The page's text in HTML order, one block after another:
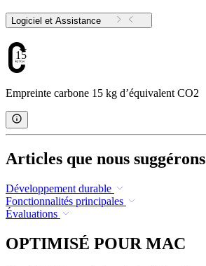
Logiciel et Assistance
15
Empreinte carbone 15 kg d’équivalent CO2
Articles que nous suggérons
Développement durable
Fonctionnalités principales
Évaluations
OPTIMISÉ POUR MAC